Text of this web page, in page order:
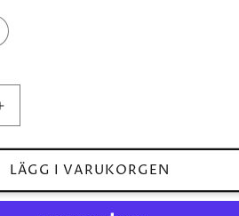
Öka
Roy
LÄGG I VARUKORGEN